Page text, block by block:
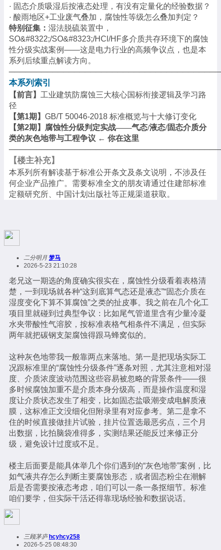
· 固态介质吸湿后按液态处理，有没有定量化的经验数据？
· 酸雨地区+工业废气叠加，腐蚀性等级怎么叠加判定？
特别征集： 湿法脱硫装置中，
SO&#8322;/SO&#8323;/HCl/HF多介质共存环境下的腐蚀
性分级实战案例——这是电力行业的高频争议点，也是本
系列后续重点解读方向。
本系列索引
【前言】 工业建筑防腐蚀三大核心国标衔接逻辑及学习路
径
【第1期】 GB/T 50046-2018 标准概览与十大修订变化
【第2期】 腐蚀性分级判定实战——气态/液态/固态介质分
类的灰色地带与工程争议 ← 你在这里
【楼主补充】
本系列所有解读基于标准公开条文及条文说明，不涉及任
何企业产品推广。需要标准全文的朋友请通过住建部标准
定额研究所、中国计划出版社等正规渠道获取。
二分明月 梦马
2026-5-23 21:10:28
老兄这一期选的角度确实很实在，腐蚀性分级看着表格清
楚，一到现场就各种“这到底算气态还是液态”“固态介质在
湿度变化下算不算腐蚀”之类的扯皮事。我之前在几个化工
项目里就碰到过典型争议：比如尾气管道里含有少量冷凝
水夹带酸性气溶胶，按标准表格气相条件不满足，但实际
两年就把碳钢支架腐蚀得跟马蜂窝似的。
这种灰色地带我一般靠两点来落地。第一是把现场实际工
况跟标准里的“腐蚀性分级条件”逐条对照，尤其注意相对湿
度、介质浓度波动范围这些容易被忽略的背景条件——很
多时候腐蚀加重不是介质本身分级高，而是操作温度和湿
度让介质状态发生了相变，比如固态盐吸潮变成电解质液
膜，这标准正文没细化但附录里有对应参考。第二是拿不
住的时候直接做挂片试验，挂片位置选最恶劣点，三个月
出数据，比拍脑袋准得多，实测结果还能反过来修正分
级，避免设计过度或不足。
楼主后面要是能具体举几个你们遇到的“灰色地带”案例，比
如气液共存怎么判断主要腐蚀形态，或者固态粉尘在潮解
后是否需要按液态考虑，咱们可以一条一条抠细节。标准
咱们要学，但实际干活还得靠现场经验和数据说话。
三顾茅庐 hcyhcy258
2026-5-25 08:48:30